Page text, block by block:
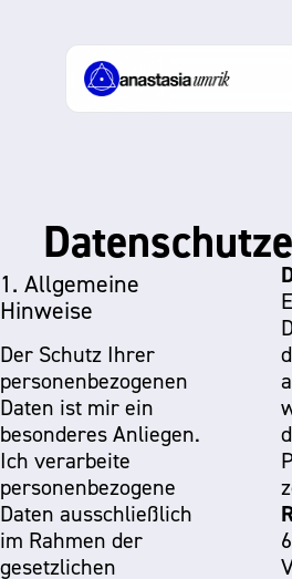
INSTAGRAM
1. Allgemeine
Hinweise
Der Schutz Ihrer
personenbezogenen
Daten ist mir ein
besonderes Anliegen.
Ich verarbeite
personenbezogene
Daten ausschließlich
im Rahmen der
gesetzlichen